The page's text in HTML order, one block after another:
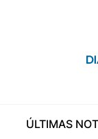
ÚLTIMAS